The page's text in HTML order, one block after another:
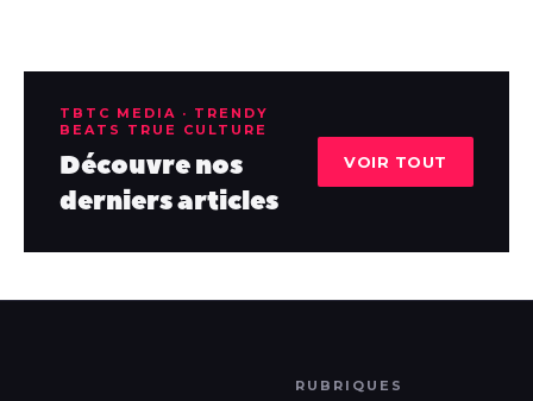
TBTC MEDIA · TRENDY
BEATS TRUE CULTURE
Découvre nos
derniers articles
VOIR TOUT
RUBRIQUES